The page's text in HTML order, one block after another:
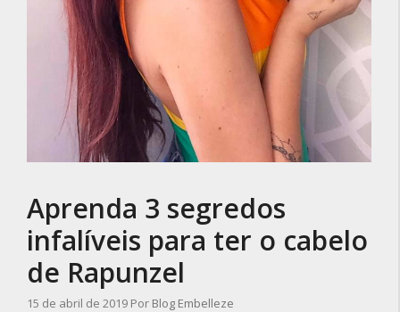
Aprenda 3 segredos
infalíveis para ter o cabelo
de Rapunzel
15 de abril de 2019 Por Blog Embelleze